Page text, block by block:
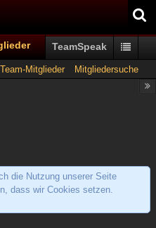
TeamSpeak
Team-Mitglieder Mitgliedersuche
die Nutzung unserer Seite
dass wir Cookies setzen.